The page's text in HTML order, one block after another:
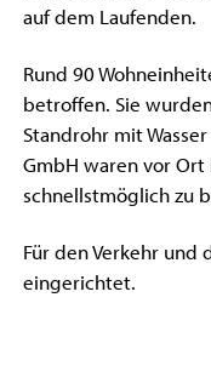
auf dem Laufenden.
Rund 90
betroffen. Sie
Standrohr mit
GmbH waren vor Ort
schnellstmöglich zu
Für den Verkehr und
eingerichtet.